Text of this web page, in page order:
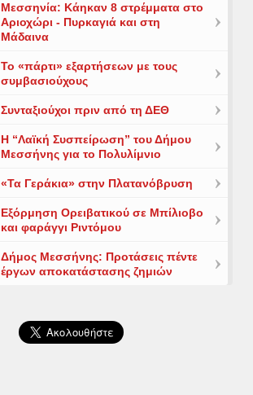
Μεσσηνία: Κάηκαν 8 στρέμματα στο
Αριοχώρι - Πυρκαγιά και στη
Μάδαινα
Το «πάρτι» εξαρτήσεων με τους
συμβασιούχους
Συνταξιούχοι πριν από τη ΔΕΘ
Η “Λαϊκή Συσπείρωση” του Δήμου
Μεσσήνης για το Πολυλίμνιο
«Τα Γεράκια» στην Πλατανόβρυση
Εξόρμηση Ορειβατικού σε Μπίλιοβο
και φαράγγι Ριντόμου
Δήμος Μεσσήνης: Προτάσεις πέντε
έργων αποκατάστασης ζημιών